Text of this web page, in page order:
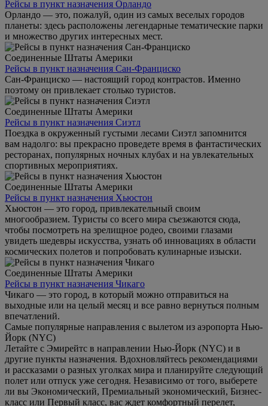
Рейсы в пункт назначения Орландо
Орландо — это, пожалуй, один из самых веселых городов
планеты: здесь расположены легендарные тематические парки
и множество других интересных мест.
Соединенные Штаты Америки
Рейсы в пункт назначения Сан-Франциско
Сан-Франциско — настоящий город контрастов. Именно
поэтому он привлекает столько туристов.
Соединенные Штаты Америки
Рейсы в пункт назначения Сиэтл
Поездка в окруженный густыми лесами Сиэтл запомнится
вам надолго: вы прекрасно проведете время в фантастических
ресторанах, популярных ночных клубах и на увлекательных
спортивных мероприятиях.
Соединенные Штаты Америки
Рейсы в пункт назначения Хьюстон
Хьюстон — это город, привлекательный своим
многообразием. Туристы со всего мира съезжаются сюда,
чтобы посмотреть на зрелищное родео, своими глазами
увидеть шедевры искусства, узнать об инновациях в области
космических полетов и попробовать кулинарные изыски.
Соединенные Штаты Америки
Рейсы в пункт назначения Чикаго
Чикаго — это город, в который можно отправиться на
выходные или на целый месяц и все равно вернуться полным
впечатлений.
Самые популярные направления с вылетом из аэропорта Нью-
Йорк (NYC)
Летайте с Эмирейтс в направлении Нью-Йорк (NYC) и в
другие пункты назначения. Вдохновляйтесь рекомендациями
и рассказами о разных уголках мира и планируйте следующий
полет или отпуск уже сегодня. Независимо от того, выберете
ли вы Экономический, Премиальный экономический, Бизнес-
класс или Первый класс, вас ждет комфортный перелет,